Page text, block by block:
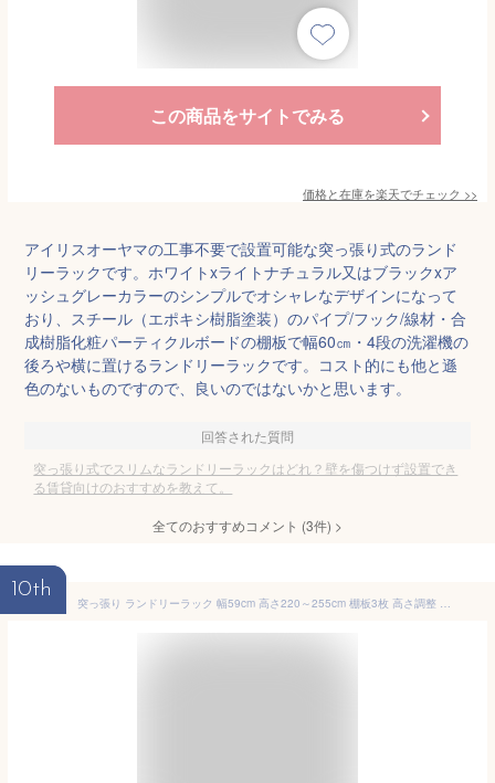
この商品をサイトでみる
価格と在庫を楽天でチェック >>
アイリスオーヤマの工事不要で設置可能な突っ張り式のランド
リーラックです。ホワイトxライトナチュラル又はブラックxア
ッシュグレーカラーのシンプルでオシャレなデザインになって
おり、スチール（エポキシ樹脂塗装）のパイプ/フック/線材・合
成樹脂化粧パーティクルボードの棚板で幅60㎝・4段の洗濯機の
後ろや横に置けるランドリーラックです。コスト的にも他と遜
色のないものですので、良いのではないかと思います。
回答された質問
突っ張り式でスリムなランドリーラックはどれ？壁を傷つけず設置でき
る賃貸向けのおすすめを教えて。
全てのおすすめコメント (3件) >
10th
突っ張り ランドリーラック 幅59cm 高さ220～255cm 棚板3枚 高さ調整 （ 突っ張りラック ラック 収納 洗濯機ラック 壁面収納 つっぱり 棚 すき間収納 3段 縦型 ドラム式 ランドリー収納 洗濯機横 隙間 ランドリー おしゃれ ）